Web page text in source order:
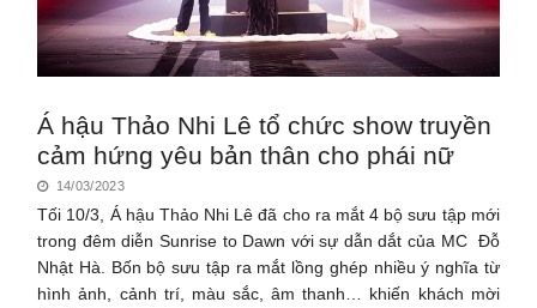
Á hậu Thảo Nhi Lê tổ chức show truyền
cảm hứng yêu bản thân cho phái nữ
14/03/2023
Tối 10/3, Á hậu Thảo Nhi Lê đã cho ra mắt 4 bộ sưu tập mới
trong đêm diễn Sunrise to Dawn với sự dẫn dắt của MC Đỗ
Nhật Hà. Bốn bộ sưu tập ra mắt lồng ghép nhiều ý nghĩa từ
hình ảnh, cảnh trí, màu sắc, âm thanh… khiến khách mời